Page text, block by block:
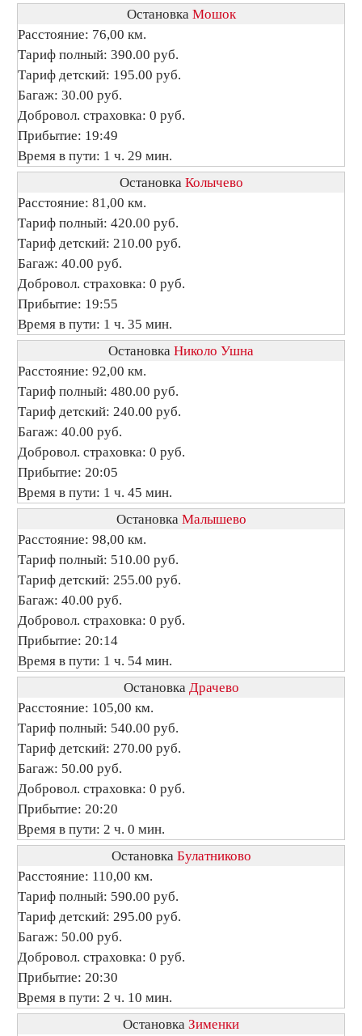
Остановка Мошок
Расстояние: 76,00 км.
Тариф полный: 390.00 руб.
Тариф детский: 195.00 руб.
Багаж: 30.00 руб.
Добровол. страховка: 0 руб.
Прибытие: 19:49
Время в пути: 1 ч. 29 мин.
Остановка Колычево
Расстояние: 81,00 км.
Тариф полный: 420.00 руб.
Тариф детский: 210.00 руб.
Багаж: 40.00 руб.
Добровол. страховка: 0 руб.
Прибытие: 19:55
Время в пути: 1 ч. 35 мин.
Остановка Николо Ушна
Расстояние: 92,00 км.
Тариф полный: 480.00 руб.
Тариф детский: 240.00 руб.
Багаж: 40.00 руб.
Добровол. страховка: 0 руб.
Прибытие: 20:05
Время в пути: 1 ч. 45 мин.
Остановка Малышево
Расстояние: 98,00 км.
Тариф полный: 510.00 руб.
Тариф детский: 255.00 руб.
Багаж: 40.00 руб.
Добровол. страховка: 0 руб.
Прибытие: 20:14
Время в пути: 1 ч. 54 мин.
Остановка Драчево
Расстояние: 105,00 км.
Тариф полный: 540.00 руб.
Тариф детский: 270.00 руб.
Багаж: 50.00 руб.
Добровол. страховка: 0 руб.
Прибытие: 20:20
Время в пути: 2 ч. 0 мин.
Остановка Булатниково
Расстояние: 110,00 км.
Тариф полный: 590.00 руб.
Тариф детский: 295.00 руб.
Багаж: 50.00 руб.
Добровол. страховка: 0 руб.
Прибытие: 20:30
Время в пути: 2 ч. 10 мин.
Остановка Зименки